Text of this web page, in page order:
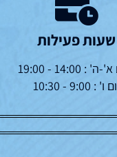
שעות פעילות
: 14:00 - 19:00
ו' : 9:00 - 10:30